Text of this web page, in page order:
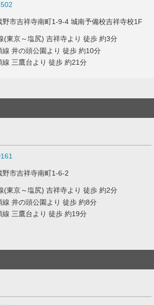
野市吉祥寺南町1-9-4 城南予備校吉祥寺校1F
(東京～塩尻) 吉祥寺より 徒歩 約3分
線 井の頭公園より 徒歩 約10分
線 三鷹台より 徒歩 約21分
野市吉祥寺南町1-6-2
(東京～塩尻) 吉祥寺より 徒歩 約2分
線 井の頭公園より 徒歩 約8分
線 三鷹台より 徒歩 約19分